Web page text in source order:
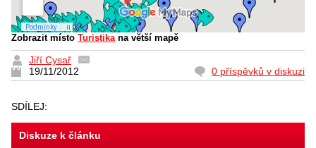
Zobrazit místo Turistikana větší mapě
Jiří Cysař
19/11/2012
0 příspěvků v diskuzi
SDÍLEJ:
Diskuze k článku